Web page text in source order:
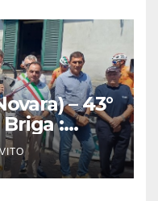
– 43°
:
ancora lui